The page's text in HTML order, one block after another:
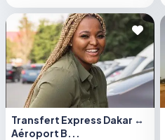
Transfert Express Dakar ↔
Aéroport B...